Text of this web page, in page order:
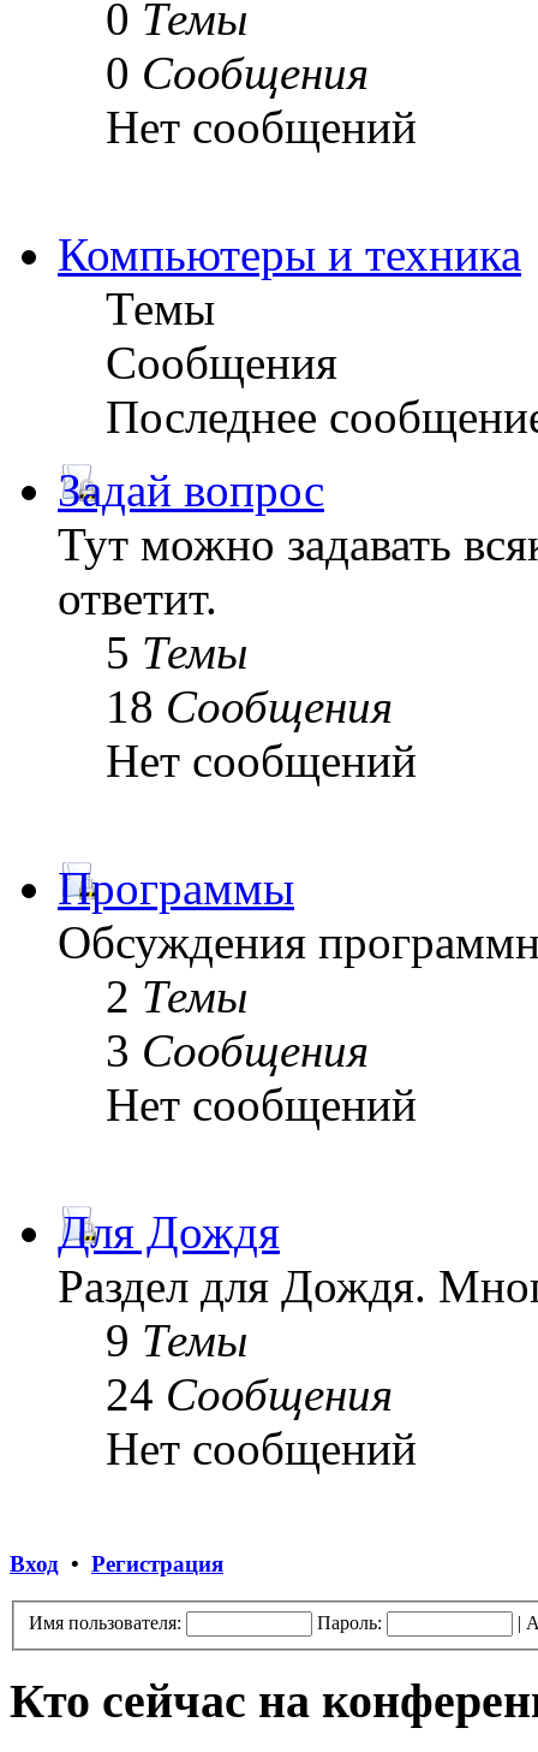
0 Темы
0 Сообщения
Нет сообщений
Компьютеры и техника
Темы
Сообщения
Последнее
Задай вопрос
Тут можно задавать
ответит.
5 Темы
18 Сообщения
Нет сообщений
Программы
Обсуждения
2 Темы
3 Сообщения
Нет сообщений
Для Дождя
Раздел для Дождя.
9 Темы
24 Сообщения
Нет сообщений
Вход • Регистрация
Имя пользователя: Пароль: |
Кто сейчас на